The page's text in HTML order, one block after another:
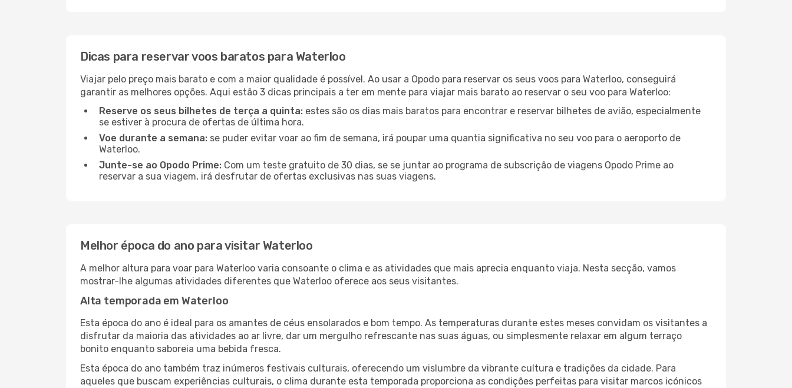
Dicas para reservar voos baratos para Waterloo
Viajar pelo preço mais barato e com a maior qualidade é possível. Ao usar a Opodo para reservar os seus voos para Waterloo, conseguirá
garantir as melhores opções. Aqui estão 3 dicas principais a ter em mente para viajar mais barato ao reservar o seu voo para Waterloo:
Reserve os seus bilhetes de terça a quinta: estes são os dias mais baratos para encontrar e reservar bilhetes de avião, especialmente
se estiver à procura de ofertas de última hora.
Voe durante a semana: se puder evitar voar ao fim de semana, irá poupar uma quantia significativa no seu voo para o aeroporto de
Waterloo.
Junte-se ao Opodo Prime: Com um teste gratuito de 30 dias, se se juntar ao programa de subscrição de viagens Opodo Prime ao
reservar a sua viagem, irá desfrutar de ofertas exclusivas nas suas viagens.
Melhor época do ano para visitar Waterloo
A melhor altura para voar para Waterloo varia consoante o clima e as atividades que mais aprecia enquanto viaja. Nesta secção, vamos
mostrar-lhe algumas atividades diferentes que Waterloo oferece aos seus visitantes.
Alta temporada em Waterloo
Esta época do ano é ideal para os amantes de céus ensolarados e bom tempo. As temperaturas durante estes meses convidam os visitantes a
disfrutar da maioria das atividades ao ar livre, dar um mergulho refrescante nas suas águas, ou simplesmente relaxar em algum terraço
bonito enquanto saboreia uma bebida fresca.
Esta época do ano também traz inúmeros festivais culturais, oferecendo um vislumbre da vibrante cultura e tradições da cidade. Para
aqueles que buscam experiências culturais, o clima durante esta temporada proporciona as condições perfeitas para visitar marcos icónicos